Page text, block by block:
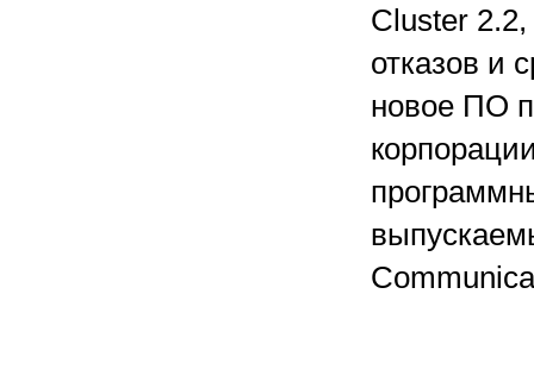
Cluster
отказов и
новое ПО